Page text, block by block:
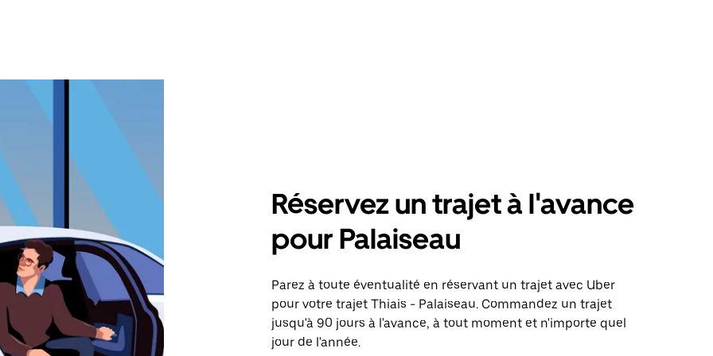
Réservez un trajet à l'avance
pour Palaiseau
Parez à toute éventualité en réservant un trajet avec Uber
pour votre trajet Thiais - Palaiseau. Commandez un trajet
jusqu'à 90 jours à l'avance, à tout moment et n'importe quel
jour de l'année.